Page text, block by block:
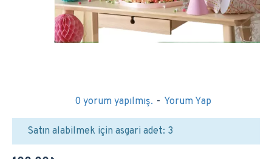
0 yorum yapılmış. - Yorum Yap
Satın alabilmek için asgari adet: 3